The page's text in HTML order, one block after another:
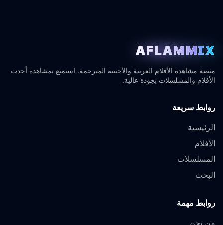
AFLAMMIX
منصة مشاهدة الأفلام العربية والأجنبية المترجمة. استمتع بمشاهدة أحدث
الأفلام والمسلسلات بجودة عالية.
روابط سريعة
الرئيسية
الأفلام
المسلسلات
البحث
روابط مهمة
من نحن